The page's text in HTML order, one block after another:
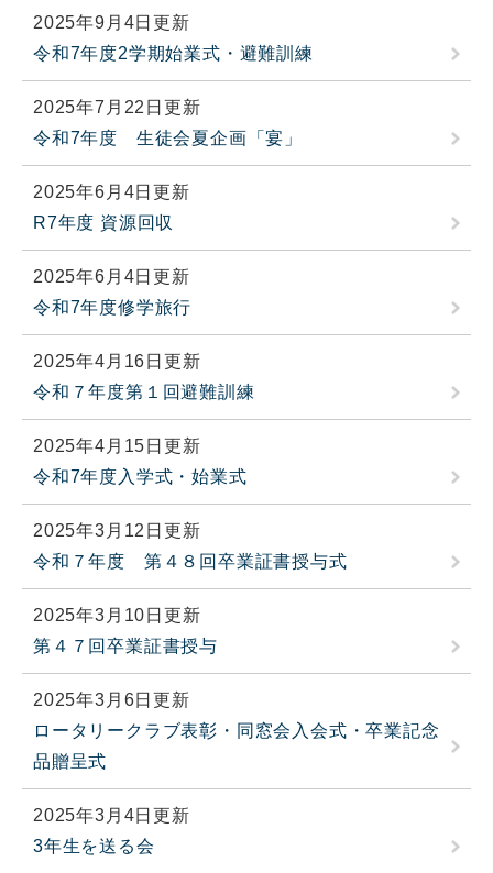
2025年9月4日更新
令和7年度2学期始業式・避難訓練
2025年7月22日更新
令和7年度 生徒会夏企画「宴」
2025年6月4日更新
R7年度 資源回収
2025年6月4日更新
令和7年度修学旅行
2025年4月16日更新
令和７年度第１回避難訓練
2025年4月15日更新
令和7年度入学式・始業式
2025年3月12日更新
令和７年度 第４８回卒業証書授与式
2025年3月10日更新
第４７回卒業証書授与
2025年3月6日更新
ロータリークラブ表彰・同窓会入会式・卒業記念
品贈呈式
2025年3月4日更新
3年生を送る会